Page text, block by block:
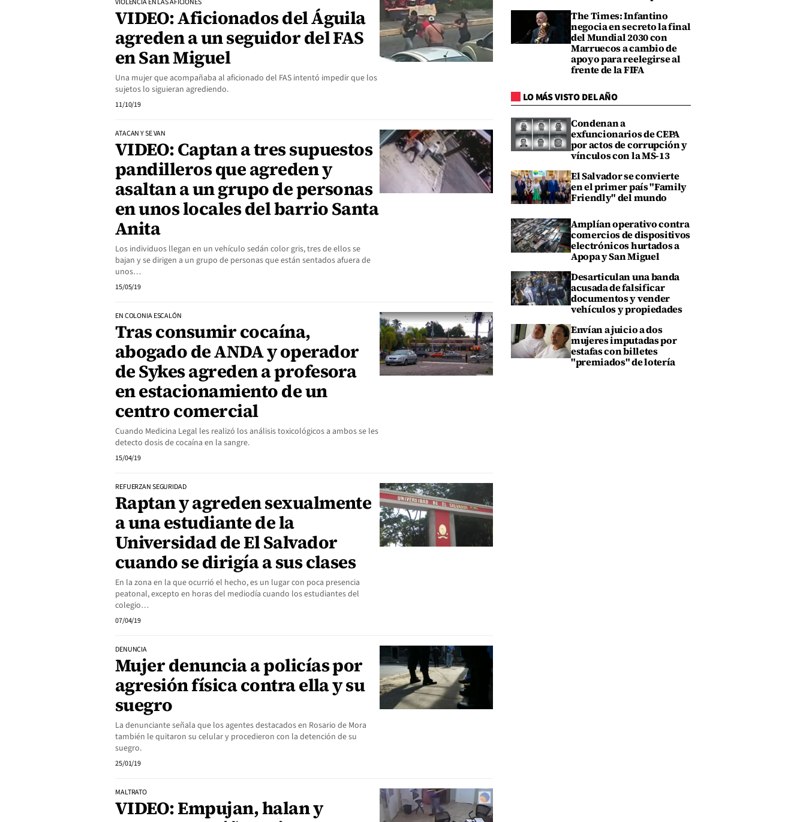
VIOLENCIA EN LAS AFICIONES
VIDEO: Aficionados del Águila
agreden a un seguidor del FAS
en San Miguel
Una mujer que acompañaba al aficionado del FAS intentó impedir que los
sujetos lo siguieran agrediendo.
11/10/19
ATACAN Y SE VAN
VIDEO: Captan a tres supuestos
pandilleros que agreden y
asaltan a un grupo de personas
en unos locales del barrio Santa
Anita
Los individuos llegan en un vehículo sedán color gris, tres de ellos se
bajan y se dirigen a un grupo de personas que están sentados afuera de
unos…
15/05/19
EN COLONIA ESCALÓN
Tras consumir cocaína,
abogado de ANDA y operador
de Sykes agreden a profesora
en estacionamiento de un
centro comercial
Cuando Medicina Legal les realizó los análisis toxicológicos a ambos se les
detecto dosis de cocaína en la sangre.
15/04/19
REFUERZAN SEGURIDAD
Raptan y agreden sexualmente
a una estudiante de la
Universidad de El Salvador
cuando se dirigía a sus clases
En la zona en la que ocurrió el hecho, es un lugar con poca presencia
peatonal, excepto en horas del mediodía cuando los estudiantes del
colegio…
07/04/19
DENUNCIA
Mujer denuncia a policías por
agresión física contra ella y su
suegro
La denunciante señala que los agentes destacados en Rosario de Mora
también le quitaron su celular y procedieron con la detención de su
suegro.
25/01/19
MALTRATO
VIDEO: Empujan, halan y
The Times: Infantino
negocia en secreto la final
del Mundial 2030 con
Marruecos a cambio de
apoyo para reelegirse al
frente de la FIFA
LO MÁS VISTO DEL AÑO
Condenan a
exfuncionarios de CEPA
por actos de corrupción y
vínculos con la MS-13
El Salvador se convierte
en el primer país "Family
Friendly" del mundo
Amplían operativo contra
comercios de dispositivos
electrónicos hurtados a
Apopa y San Miguel
Desarticulan una banda
acusada de falsificar
documentos y vender
vehículos y propiedades
Envían a juicio a dos
mujeres imputadas por
estafas con billetes
"premiados" de lotería